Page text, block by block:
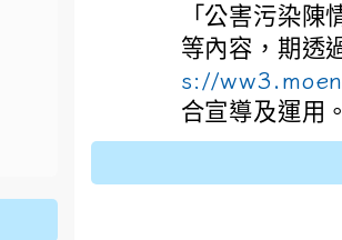
「公害污染
等內容，期透
s://
合宣導及運用。